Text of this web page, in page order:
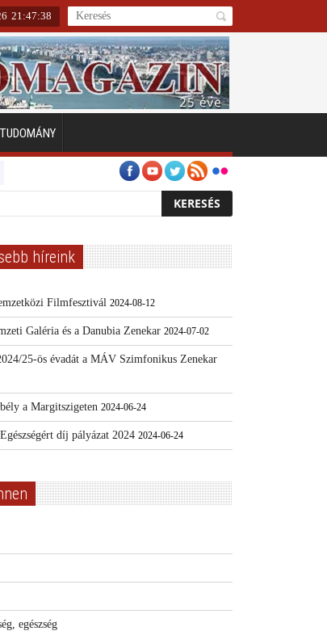
21:47:38
TUDOMÁNY
Emberarcú Egészségért díj pályázat 2024 Kertész/Kópiák
híreink
Filmfesztivál 2024-08-12
Galéria és a Danubia Zenekar 2024-07-02
25-ös évadát a MÁV Szimfonikus Zenekar
a Margitszigeten 2024-06-24
díj pályázat 2024 2024-06-24
egészség